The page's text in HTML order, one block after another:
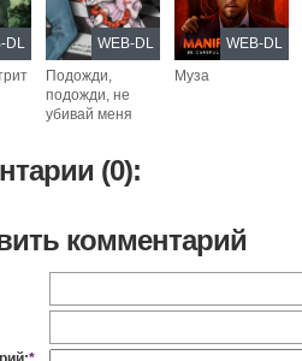
DL
Подожди,
подожди, не
убивай меня
WEB-DL
Муза
WEB-DL
(0):
комментарий